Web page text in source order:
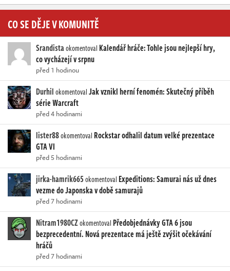
CO SE DĚJE V KOMUNITĚ
Srandistaokomentoval Kalendář hráče: Tohle jsou nejlepší hry,
co vycházejí v srpnu
před 1 hodinou
DurhilokomentovalJak vznikl herní fenomén: Skutečný příběh
série Warcraft
před 4 hodinami
lister88okomentoval Rockstar odhalil datum velké prezentace
GTA VI
před 5 hodinami
jirka-hamrik665okomentoval Expeditions: Samurai nás už dnes
vezme do Japonska v době samurajů
před 7 hodinami
Nitram1980CZokomentoval Předobjednávky GTA 6 jsou
bezprecedentní. Nová prezentace má ještě zvýšit očekávání
hráčů
před 7 hodinami